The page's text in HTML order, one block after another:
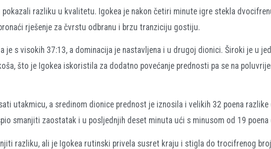
razliku u kvalitetu. Igokea je nakon četiri minute igre stekla
rješenje za čvrstu odbranu i brzu tranziciju gostiju.
je s visokih 37:13, a dominacija je nastavljena i u drugoj dionici. Široki je u
što je Igokea iskoristila za dodatno povećanje prednosti pa se na
utakmicu, a sredinom dionice prednost je iznosila i velikih 32 poena razlike
smanjiti zaostatak i u posljednjih deset minuta ući s minusom od 19 poena
razliku, ali je Igokea rutinski privela susret kraju i stigla do trocifrenog